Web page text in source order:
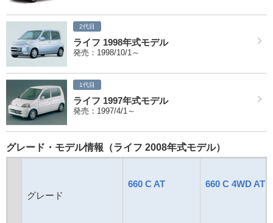
2代目
ライフ 1998年式モデル
発売：1998/10/1～
1代目
ライフ 1997年式モデル
発売：1997/4/1～
グレード・モデル情報（ライフ 2008年式モデル）
グレード
660 C AT 660 C 4WD AT